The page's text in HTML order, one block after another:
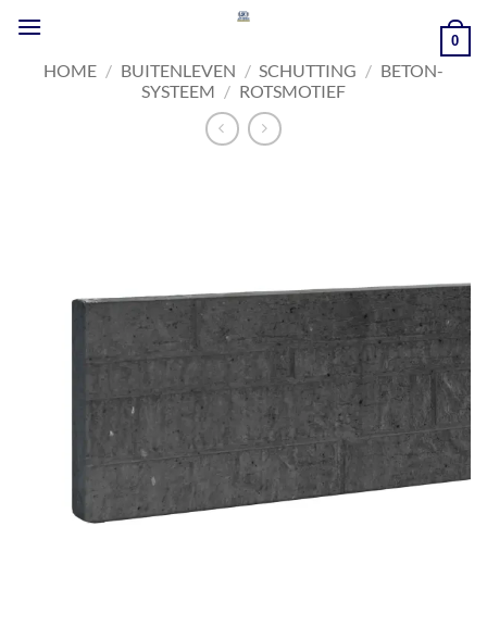
naar
inhoud
0
HOME / BUITENLEVEN / SCHUTTING / BETON-
SYSTEEM / ROTSMOTIEF